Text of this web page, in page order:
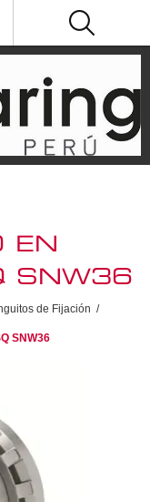
EN
SNW36
de Fijación /
SNW36